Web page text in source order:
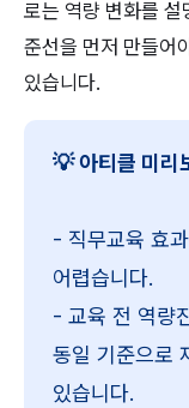
로는 역량 변화를 설
준선을 먼저 만들어
있습니다.
💡 아티클 미리
- 직무교육 효
어렵습니다.
- 교육 전 역량
동일 기준으로
있습니다.